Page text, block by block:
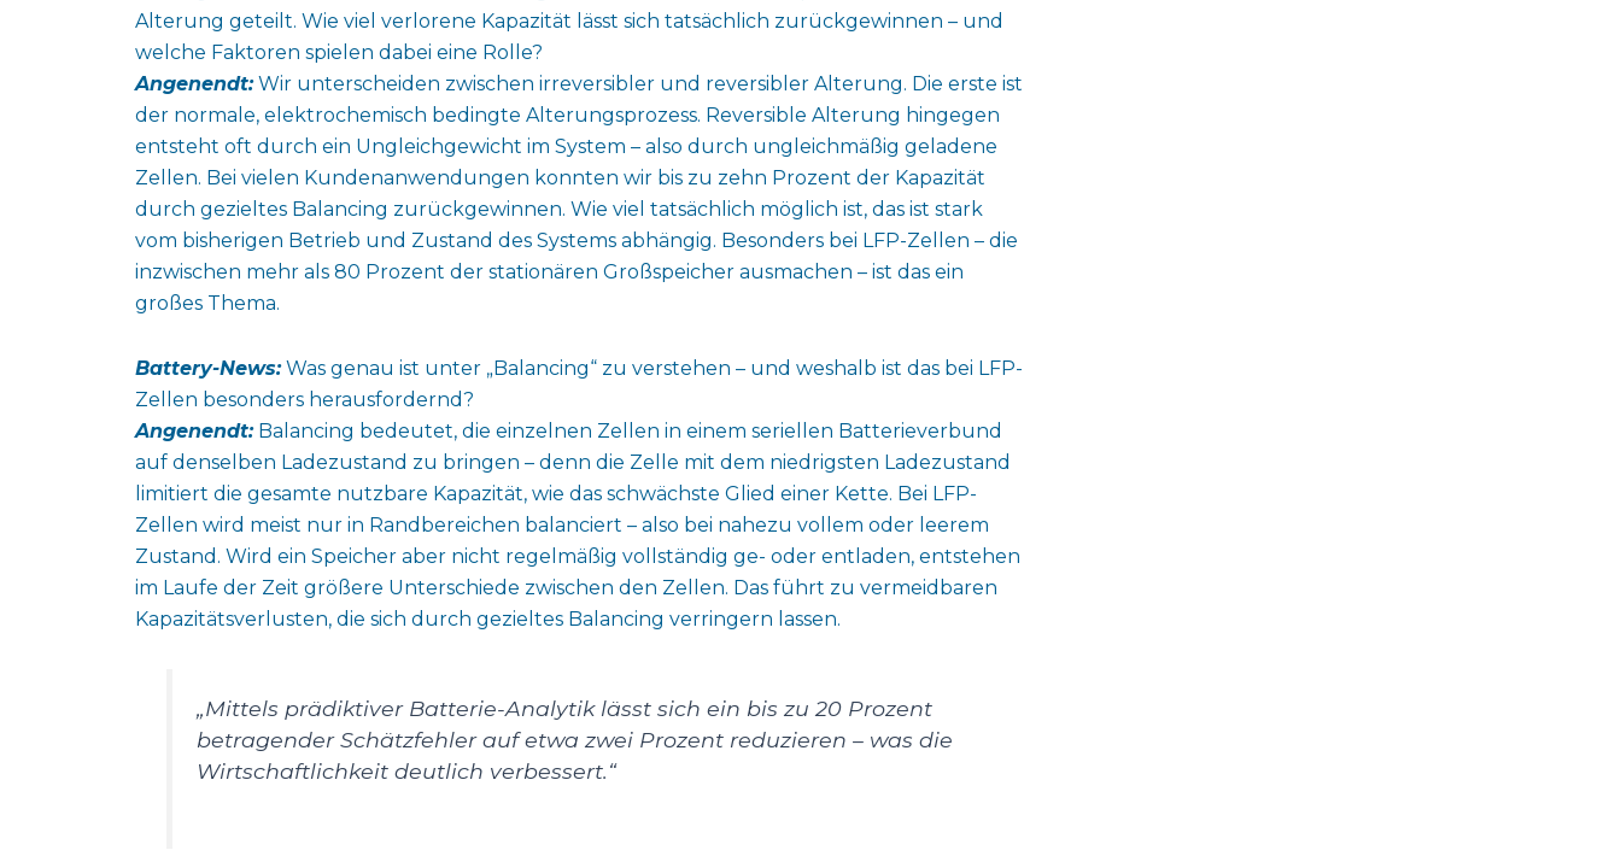
Alterung geteilt. Wie viel verlorene Kapazität lässt sich tatsächlich zurückgewinnen – und
welche Faktoren spielen dabei eine Rolle?
Angenendt:Wir unterscheiden zwischen irreversibler und reversibler Alterung. Die erste ist
der normale, elektrochemisch bedingte Alterungsprozess. Reversible Alterung hingegen
entsteht oft durch ein Ungleichgewicht im System – also durch ungleichmäßig geladene
Zellen. Bei vielen Kundenanwendungen konnten wir bis zu zehn Prozent der Kapazität
durch gezieltes Balancing zurückgewinnen. Wie viel tatsächlich möglich ist, das ist stark
vom bisherigen Betrieb und Zustand des Systems abhängig. Besonders bei LFP-Zellen – die
inzwischen mehr als 80 Prozent der stationären Großspeicher ausmachen – ist das ein
großes Thema.
Battery-News:Was genau ist unter „Balancing“ zu verstehen – und weshalb ist das bei LFP-
Zellen besonders herausfordernd?
Angenendt:Balancing bedeutet, die einzelnen Zellen in einem seriellen Batterieverbund
auf denselben Ladezustand zu bringen – denn die Zelle mit dem niedrigsten Ladezustand
limitiert die gesamte nutzbare Kapazität, wie das schwächste Glied einer Kette. Bei LFP-
Zellen wird meist nur in Randbereichen balanciert – also bei nahezu vollem oder leerem
Zustand. Wird ein Speicher aber nicht regelmäßig vollständig ge- oder entladen, entstehen
im Laufe der Zeit größere Unterschiede zwischen den Zellen. Das führt zu vermeidbaren
Kapazitätsverlusten, die sich durch gezieltes Balancing verringern lassen.
„Mittels prädiktiver Batterie-Analytik lässt sich ein bis zu 20 Prozent
betragender Schätzfehler auf etwa zwei Prozent reduzieren – was die
Wirtschaftlichkeit deutlich verbessert.“